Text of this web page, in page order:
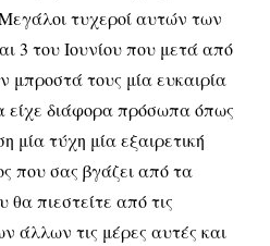
τυχεροί αυτών των
3 του Ιουνίου που μετά από
μπροστά τους μία ευκαιρία
είχε διάφορα πρόσωπα όπως
μία τύχη μία εξαιρετική
που σας βγάζει από τα
θα πιεστείτε από τις
άλλων τις μέρες αυτές και